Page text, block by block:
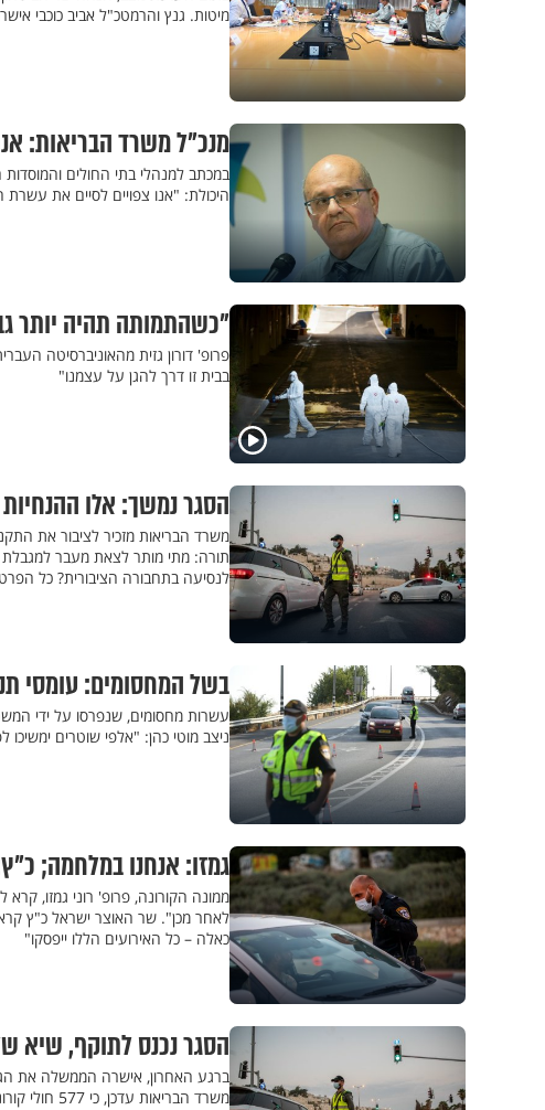
מיטות. גנץ והרמטכ"ל אביב כוכבי
מנכ"ל משרד הבריאות:
במכתב למנהלי בתי החולים
היכולת: "אנו צפויים לסיים את עשרת הימים הקרובים עם
"כשהתמותה תהיה יותר
פרופ' דורון גזית מהאוניברסיטה
בבית זו דרך להגן על עצמנו"
הסגר נמשך: אלו
משרד הבריאות מזכיר לציבור את
לנסיעה בתחבורה הציבורית? כל
בשל המחסומים: עומסי
עשרות מחסומים, שנפרסו על ידי
ניצב מוטי כהן: "אלפי שוטרים
גמזו: אנחנו במלחמה;
ממונה הקורונה, פרופ' רוני גמזו,
לאחר מכן". שר האוצר ישראל כ"ץ
כאלה – כל האירועים הללו ייפסקו"
הסגר נכנס לתוקף, שיא
משרד הבריאות עדכן, כי 577 חולי קורונה נמצאים במצב קשה, ביניהם 153 מונשמים